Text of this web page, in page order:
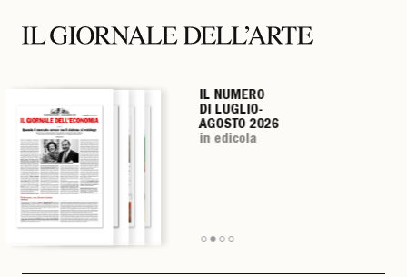
IL NUMERO
DI LUGLIO-
AGOSTO 2026
in edicola
IL NUMERO
DI LUGLIO-
AGOSTO 2026
in edicola
IL NUMERO
DI LUGLIO-
AGOSTO 2026
in edicola
IL NUMERO
DI LUGLIO-
AGOSTO 2026
in edicola